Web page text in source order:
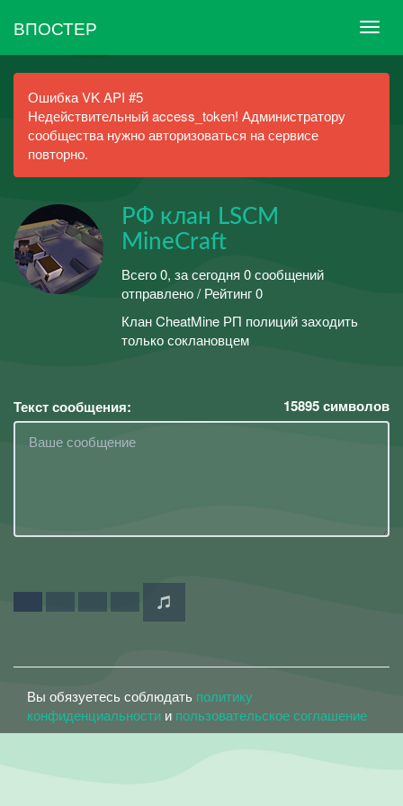
ВПОСТЕР
Ошибка VK API #5
Недействительный access_token! Администратору
сообщества нужно авторизоваться на сервисе
повторно.
РФ клан LSCM
MineCraft
Всего 0, за сегодня 0 сообщений
отправлено / Рейтинг 0
Клан CheatMine РП полиций заходить
только соклановцем
Текст сообщения: 15895символов
Вы обязуетесь соблюдать политику
конфиденциальности и пользовательское соглашение